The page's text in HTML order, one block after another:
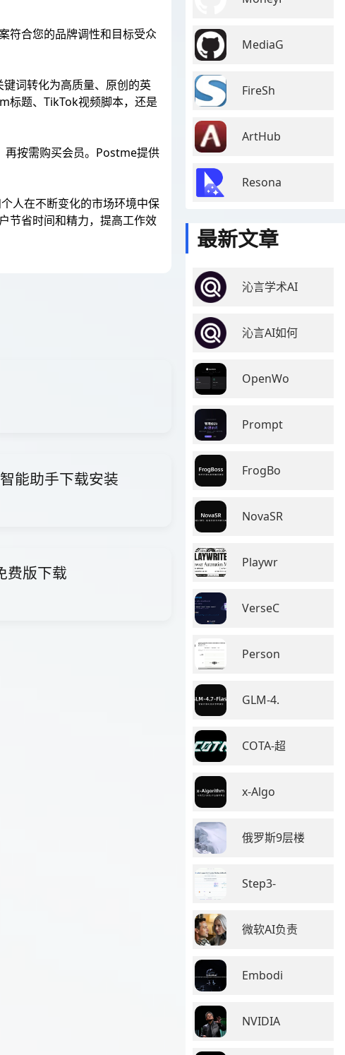
符合您的品牌调性和目标受众
词转化为高质量、原创的英
标题、TikTok视频脚本，还是
再按需购买会员。Postme提供
人在不断变化的市场环境中保
节省时间和精力，提高工作效
能助手下载安装
费版下载
MediaG
FireSh
ArtHub
Resona
最新文章
沁言学术AI
沁言AI如何
OpenWo
Prompt
FrogBo
NovaSR
Playwr
VerseC
Person
GLM-4.
COTA-超
x-Algo
俄罗斯9层楼
Step3-
微软AI负责
Embodi
NVIDIA